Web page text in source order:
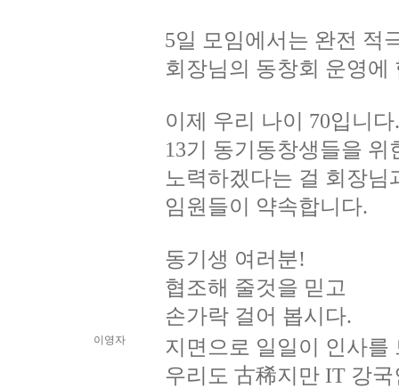
5일 모임에서는 완전 적
회장님의 동창회 운영
이제 우리 나이 70입니다.
13기 동기동창생들을
노력하겠다는 걸 회장님
임원들이 약속합니다.
동기생 여러분!
협조해 줄것을 믿고
손가락 걸어 봅시다.
이영자
지면으로 일일이 인사를
우리도 古稀지만 IT 강